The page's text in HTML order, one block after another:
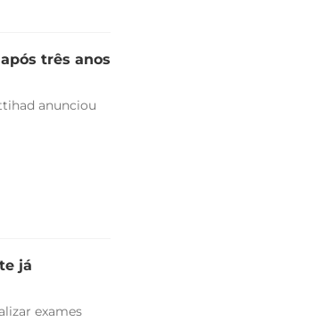
três anos
anunciou
já
exames